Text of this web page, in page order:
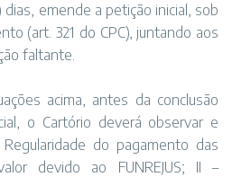
dias, emende a petição inicial, sob
(art. 321 do CPC), juntando aos
faltante.
acima, antes da conclusão
o Cartório deverá observar e
do pagamento das
devido ao FUNREJUS; II –